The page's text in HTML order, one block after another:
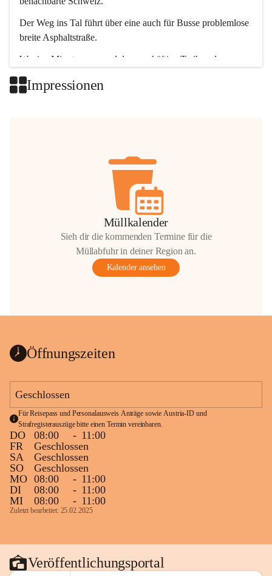
Der Weg ins Tal führt über eine auch für Busse problemlose
breite Asphaltstraße.
Wenige Minuten nur, und das geschäftige Treiben der
Impressionen
Müllkalender
Sieh dir die kommenden Termine für die
Müllabfuhr in deiner Region an.
Kalender ansehen
Öffnungszeiten
Geschlossen
Für Reisepass und Personalausweis Anträge sowie Austria-ID und
Strafregisterauszüge bitte einen Termin vereinbaren.
DO 08:00 - 11:00
FR
Geschlossen
SA
Geschlossen
SO
Geschlossen
MO 08:00 - 11:00
DI
08:00 - 11:00
MI
08:00 - 11:00
Zuletzt bearbeitet: 25.02.2025
Veröffentlichungsportal